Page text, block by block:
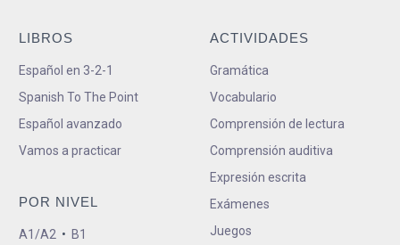
LIBROS
Español en 3-2-1
Spanish To The Point
Español avanzado
Vamos a practicar
POR NIVEL
A1/A2 • B1
ACTIVIDADES
Gramática
Vocabulario
Comprensión de lectura
Comprensión auditiva
Expresión escrita
Exámenes
Juegos